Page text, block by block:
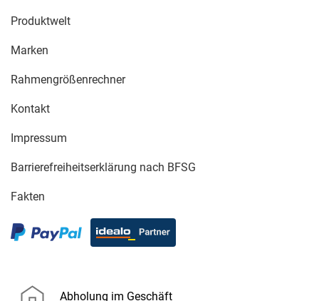
Produktwelt
Marken
Rahmengrößenrechner
Kontakt
Impressum
Barrierefreiheitserklärung nach BFSG
Fakten
Abholung im Geschäft